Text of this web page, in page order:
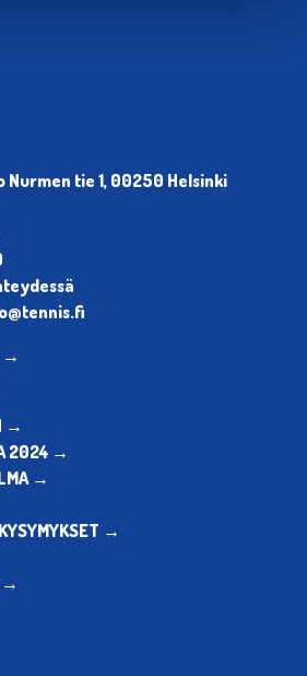
Nurmen tie 1, 00250 Helsinki
→
→
2024 →
→
→
→